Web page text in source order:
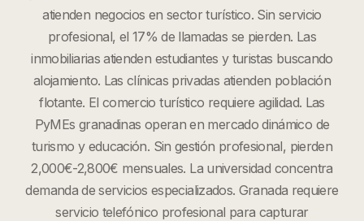
atienden negocios en sector turístico. Sin servicio
profesional, el 17% de llamadas se pierden. Las
inmobiliarias atienden estudiantes y turistas buscando
alojamiento. Las clínicas privadas atienden población
flotante. El comercio turístico requiere agilidad. Las
PyMEs granadinas operan en mercado dinámico de
turismo y educación. Sin gestión profesional, pierden
2,000€-2,800€ mensuales. La universidad concentra
demanda de servicios especializados. Granada requiere
servicio telefónico profesional para capturar